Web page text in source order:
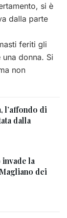
si è
dalla parte
feriti gli
donna. Si
non
l’affondo di
dalla
invade la
dei